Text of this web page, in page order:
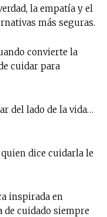
la empatía y el
más seguras.
convierte la
cuidar para
del lado de la vida…
dice cuidarla le
inspirada en
de cuidado siempre